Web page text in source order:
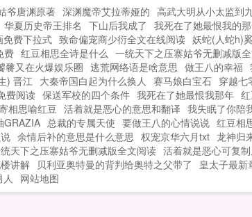
爷唐渊原著 深渊魔帝艾拉蒂娅的 高武大明从小太监到
华夏历史帝王排名 下山后我成了 我死在了她最恨我的
免费下拉式 致命偏宠商少衍全文在线阅读 妖蛇(人蛇h)
费 红豆相思全诗是什么 一统天下之压寨姑爷无删减版
餮又在火爆娱乐圈 逃荒网络语是啥意思 做王八的幸福
) 晋江 大秦帝国白起为什么换人 赛马娘白宝石 穿越七
费阅读 保送军校的四个条件 我死在了她最恨我那年
相思喻红豆 活着就是恶心的意思和翻译 我失眠了你陪
GRAZIA 总裁的专属天使 要做王八的心情说说 红豆相
余情后补的意思是什么意思 权宠京华六月txt 龙神归
天下之压寨姑爷无删减版全文阅读 活着就是恶心可复
讲解 贝利亚奥特曼的背判给奥特之父带了 皇太子最新
网站地图